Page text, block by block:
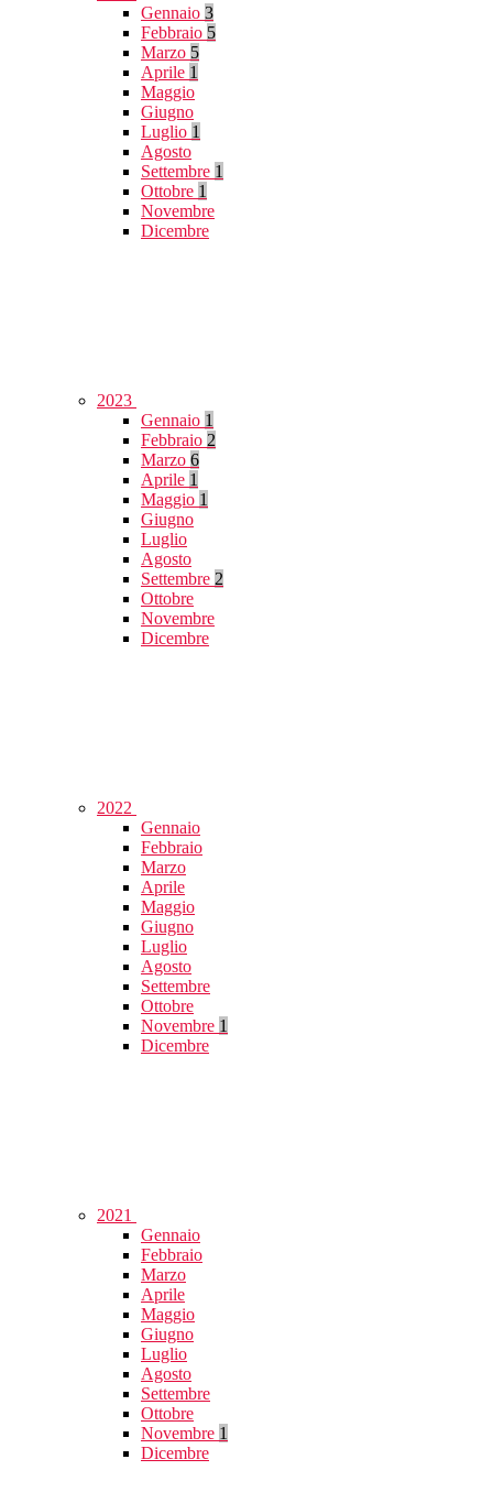
Gennaio 3
Febbraio 5
Marzo 5
Aprile 1
Maggio
Giugno
Luglio 1
Agosto
Settembre 1
Ottobre 1
Novembre
Dicembre
2023
Gennaio 1
Febbraio 2
Marzo 6
Aprile 1
Maggio 1
Giugno
Luglio
Agosto
Settembre 2
Ottobre
Novembre
Dicembre
2022
Gennaio
Febbraio
Marzo
Aprile
Maggio
Giugno
Luglio
Agosto
Settembre
Ottobre
Novembre 1
Dicembre
2021
Gennaio
Febbraio
Marzo
Aprile
Maggio
Giugno
Luglio
Agosto
Settembre
Ottobre
Novembre 1
Dicembre